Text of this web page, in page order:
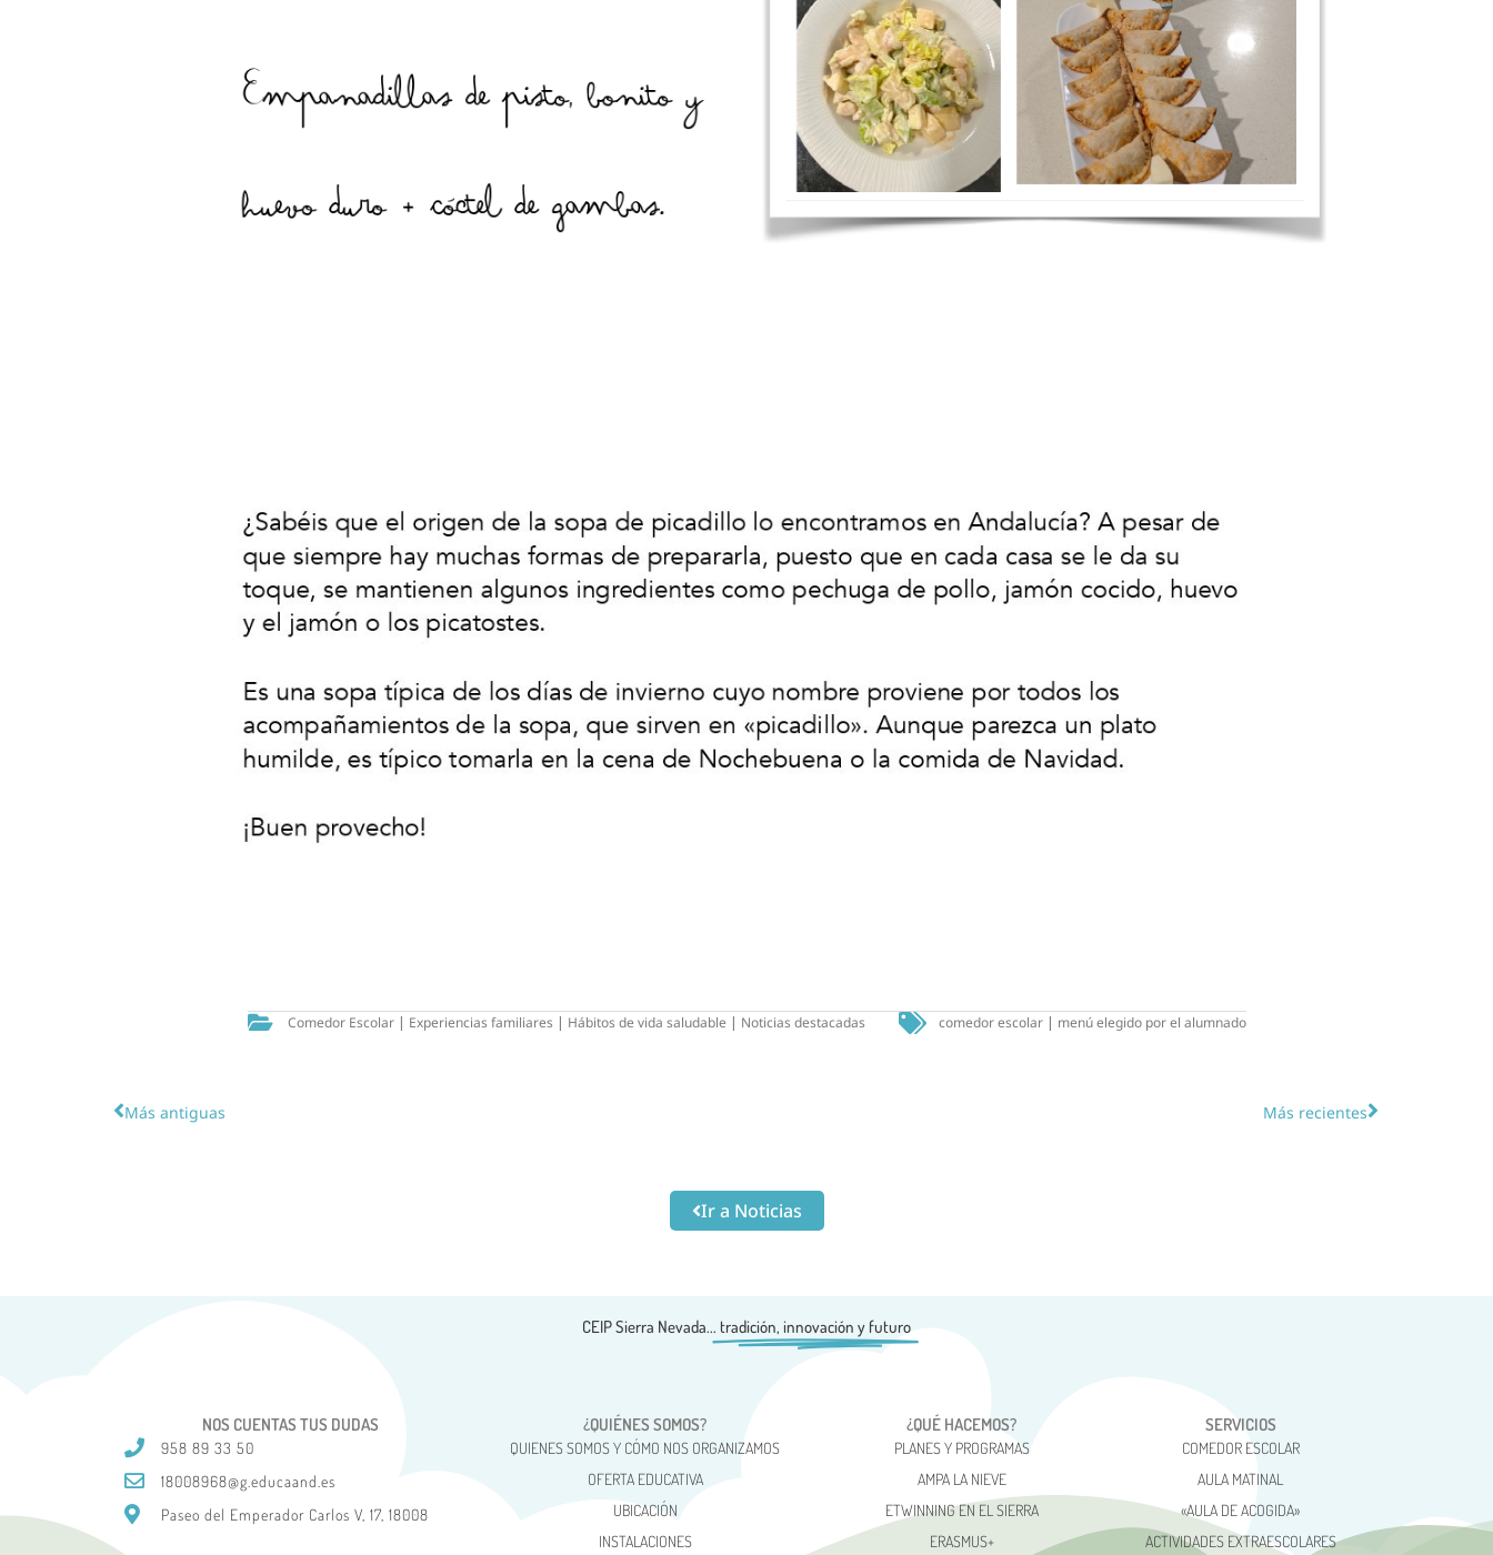
Comedor Escolar| Experiencias familiares | Hábitos de vida saludable | Noticias destacadas comedor escolar| menú elegido por el alumnado
Más antiguas Más recientes
Ir a Noticias
CEIP Sierra Nevada... tradición, innovación y futuro
NOS CUENTAS TUS DUDAS
958 89 33 50
18008968@g.educaand.es
Paseo del Emperador Carlos V, 17, 18008
¿QUIÉNES SOMOS?
QUIENES SOMOS Y CÓMO NOS ORGANIZAMOS
OFERTA EDUCATIVA
UBICACIÓN
INSTALACIONES
¿QUÉ HACEMOS?
PLANES Y PROGRAMAS
AMPA LA NIEVE
ETWINNING EN EL SIERRA
ERASMUS+
SERVICIOS
COMEDOR ESCOLAR
AULA MATINAL
«AULA DE ACOGIDA»
ACTIVIDADES EXTRAESCOLARES